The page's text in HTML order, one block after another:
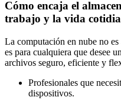
Cómo encaja el
trabajo y la vida
La computación en nube no es
es para cualquiera que desee
archivos seguro, eficiente y
Profesionales que
dispositivos.